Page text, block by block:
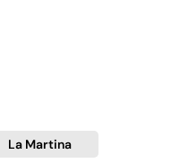
La Martina